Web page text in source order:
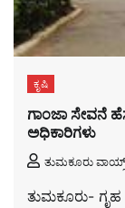
ಕೃಷಿ
ಗಾಂಜಾ ಸೇವನೆ
ಅಧಿಕಾರಿಗಳು
ತುಮಕೂರು
ತುಮಕೂರು-